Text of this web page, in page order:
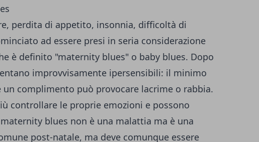
perdita di appetito, insonnia, difficoltà di
ad essere presi in seria considerazione
è definito "maternity blues" o baby blues. Dopo
improvvisamente ipersensibili: il minimo
complimento può provocare lacrime o rabbia.
controllare le proprie emozioni e possono
blues non è una malattia ma è una
post-natale, ma deve comunque essere